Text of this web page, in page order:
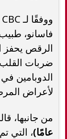
فاسانو،
الرقص يحفز
ضربات
الدوبامين
لأعراض
من جانبها،
عامًا)، التي